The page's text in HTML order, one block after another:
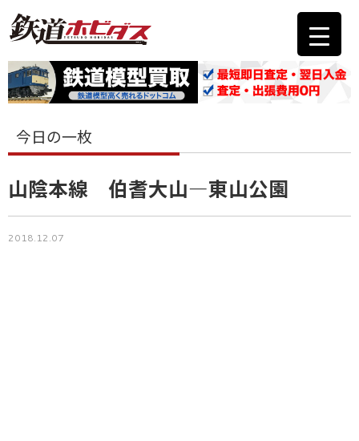
今日の一枚
山陰本線 伯耆大山―東山公園
2018.12.07